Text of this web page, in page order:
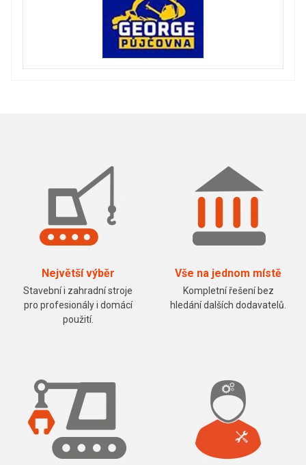
Největší výběr
Stavební i zahradní stroje
pro profesionály i domácí
použití.
Vše na jednom místě
Kompletní řešení bez
hledání dalších dodavatelů.